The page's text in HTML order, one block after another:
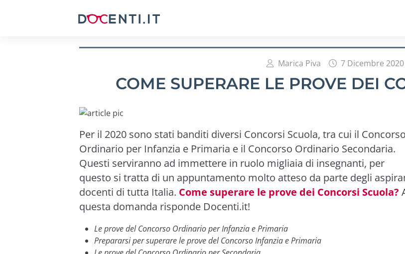
Marica Piva 7 Dicembre 2020
COME SUPERARE LE PROVE DEI
Per il 2020 sono stati banditi diversi Concorsi Scuola, tra cui il Concorso
Ordinario per Infanzia e Primaria e il Concorso Ordinario Secondaria.
Questi serviranno ad immettere in ruolo migliaia di insegnanti, per
questo si tratta di un appuntamento molto atteso da parte degli
docenti di tutta Italia. Come superare le prove dei Concorsi Scuola?
questa domanda risponde Docenti.it!
Le prove del Concorso Ordinario per Infanzia e Primaria
Prepararsi per superare le prove del Concorso Infanzia e Primaria